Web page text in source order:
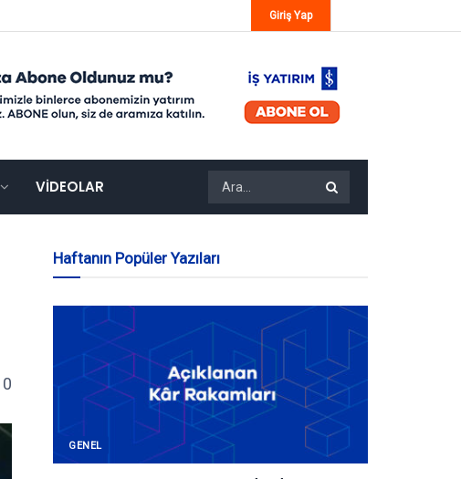
Giriş Yap
VIDEOLAR
0
Haftanın Popüler Yazıları
GENEL